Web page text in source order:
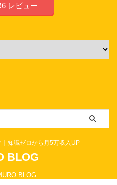
レビュー
｜知識ゼロから月5万収入UP
BLOG
BLOG